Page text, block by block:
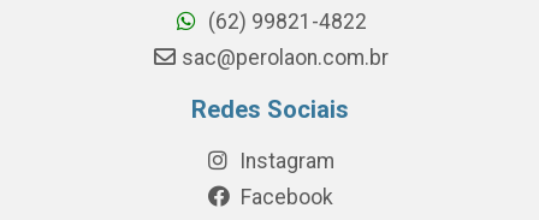
(62) 99821-4822
sac@perolaon.com.br
Redes Sociais
Instagram
Facebook